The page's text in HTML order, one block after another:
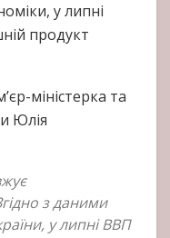
у липні
продукт
міністерка та
Юлія
з даними
у липні ВВП